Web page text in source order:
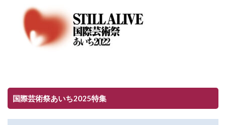
国際芸術祭あいち2025特集